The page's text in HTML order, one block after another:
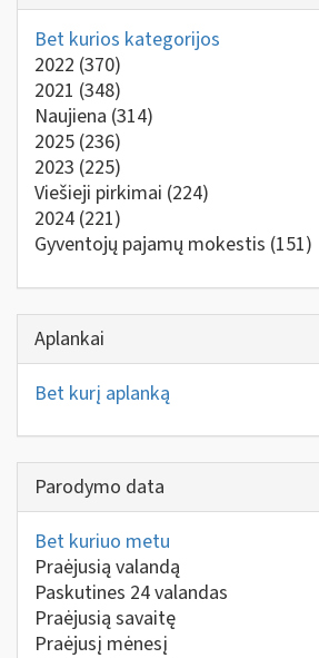
Bet kurios kategorijos
2022 (370)
2021 (348)
Naujiena (314)
2025 (236)
2023 (225)
Viešieji pirkimai (224)
2024 (221)
Gyventojų pajamų mokestis (151)
Aplankai
Bet kurį aplanką
Parodymo data
Bet kuriuo metu
Praėjusią valandą
Paskutines 24 valandas
Praėjusią savaitę
Praėjusį mėnesį